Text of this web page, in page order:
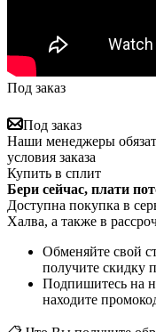
Под заказ
Под заказ
Наши менеджеры
условия заказа
Купить в сплит
Бери сейчас, плати
Доступна покупка в
Халва, а также в
Обменяйте свой
получите скидку
Подпишитесь на
находите